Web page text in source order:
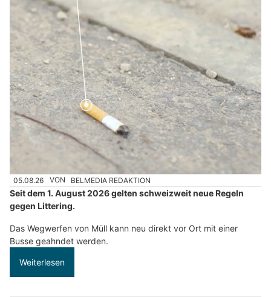
05.08.26 VON BELMEDIA REDAKTION
Seit dem 1. August 2026 gelten schweizweit neue Regeln
gegen Littering.
Das Wegwerfen von Müll kann neu direkt vor Ort mit einer
Busse geahndet werden.
Weiterlesen